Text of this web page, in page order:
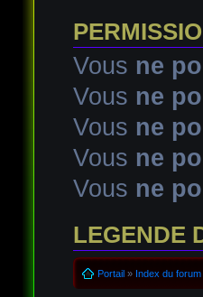
Vous ne
Vous ne
Vous ne
Vous ne
Vous ne
LEGENDE
Portail» Index du forum